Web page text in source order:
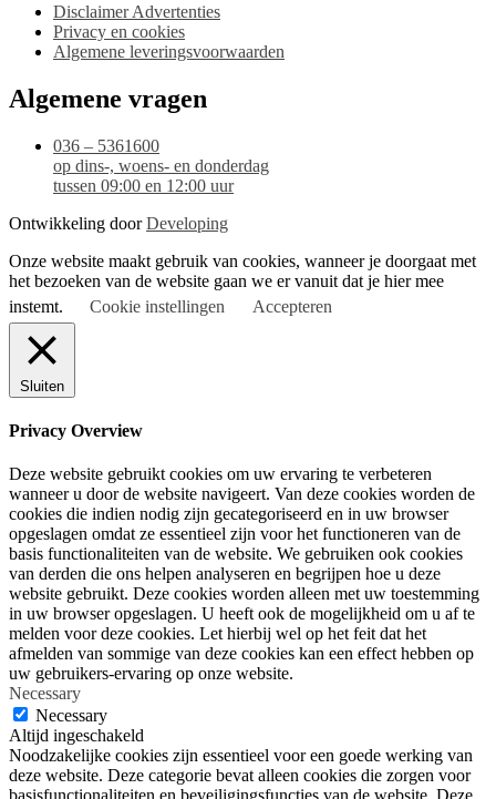
Disclaimer Advertenties
Privacy en cookies
Algemene leveringsvoorwaarden
Algemene vragen
036 – 5361600
op dins-, woens- en donderdag
tussen 09:00 en 12:00 uur
Ontwikkeling doorDeveloping
Onze website maakt gebruik van cookies, wanneer je doorgaat met
het bezoeken van de website gaan we er vanuit dat je hier mee
instemt.
Cookie instellingen Accepteren
Sluiten
Privacy Overview
Deze website gebruikt cookies om uw ervaring te verbeteren
wanneer u door de website navigeert. Van deze cookies worden de
cookies die indien nodig zijn gecategoriseerd en in uw browser
opgeslagen omdat ze essentieel zijn voor het functioneren van de
basis functionaliteiten van de website. We gebruiken ook cookies
van derden die ons helpen analyseren en begrijpen hoe u deze
website gebruikt. Deze cookies worden alleen met uw toestemming
in uw browser opgeslagen. U heeft ook de mogelijkheid om u af te
melden voor deze cookies. Let hierbij wel op het feit dat het
afmelden van sommige van deze cookies kan een effect hebben op
uw gebruikers-ervaring op onze website.
Necessary
Necessary
Altijd ingeschakeld
Noodzakelijke cookies zijn essentieel voor een goede werking van
deze website. Deze categorie bevat alleen cookies die zorgen voor
basisfunctionaliteiten en beveiligingsfuncties van de website. Deze